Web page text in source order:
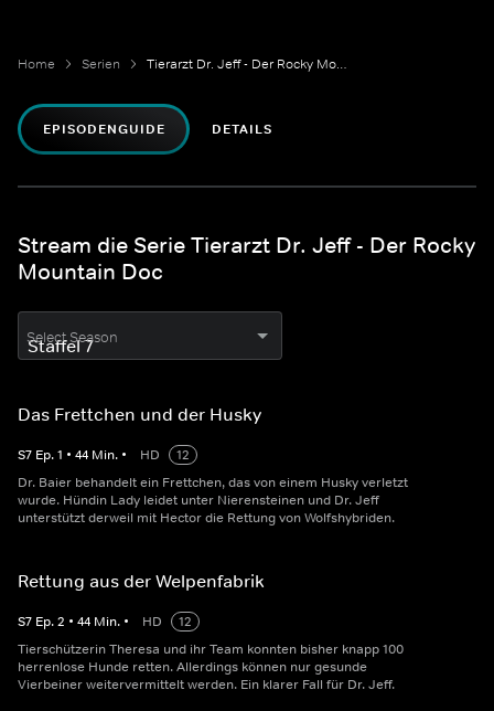
Home Serien Tierarzt Dr. Jeff - Der Rocky Mountain Doc
EPISODENGUIDE DETAILS
Stream die Serie Tierarzt Dr. Jeff - Der Rocky
Mountain Doc
Select Season
Das Frettchen und der Husky
S7 Ep.1 • 44 Min. • HD
12
Dr. Baier behandelt ein Frettchen, das von einem Husky verletzt
wurde. Hündin Lady leidet unter Nierensteinen und Dr. Jeff
unterstützt derweil mit Hector die Rettung von Wolfshybriden.
Rettung aus der Welpenfabrik
S7 Ep.2 • 44 Min. • HD
12
Tierschützerin Theresa und ihr Team konnten bisher knapp 100
herrenlose Hunde retten. Allerdings können nur gesunde
Vierbeiner weitervermittelt werden. Ein klarer Fall für Dr. Jeff.